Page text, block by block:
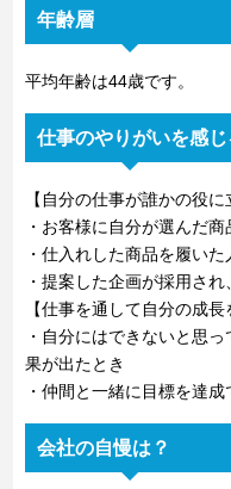
年齢層
平均年齢は44歳です。
仕事のやりがいを感じ
【自分の仕事が誰かの役
・お客様に自分が選んだ
・仕入れした商品を履い
・提案した企画が採用さ
【仕事を通して自分の成長
・自分にはできないと思
果が出たとき
・仲間と一緒に目標を達成
会社の自慢は？